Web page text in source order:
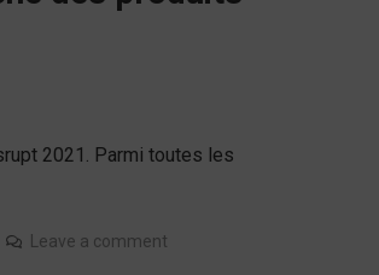
2021. Parmi toutes les
Leave a comment